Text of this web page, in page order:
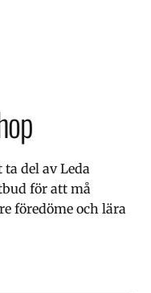
del av Leda
för att må
föredöme och lära